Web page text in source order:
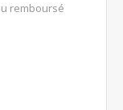
remboursé